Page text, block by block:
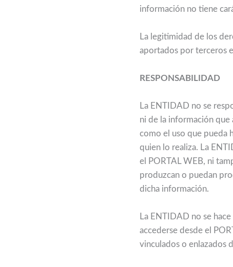
información no tiene
La legitimidad de los
aportados por terceros
RESPONSABILIDAD
La ENTIDAD no se
ni de la información que
como el uso que pueda
quien lo realiza. La
el PORTAL WEB, ni
produzcan o puedan
dicha información.
La ENTIDAD no se
accederse desde el
vinculados o enlazados